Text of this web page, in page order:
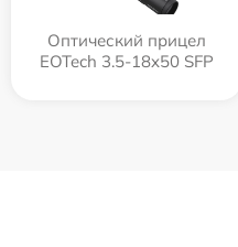
Оптический прицел
EOTech 3.5-18x50 SFP